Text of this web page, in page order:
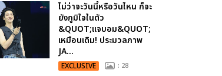
ไม่ว่าจะวันนี้หรือวันไหน ก็จะ
ยังภูมิใจในตัว
&QUOT;แจบอม&QUOT;
เหมือนเดิม! ประมวลภาพ
JA...
EXCLUSIVE : 28